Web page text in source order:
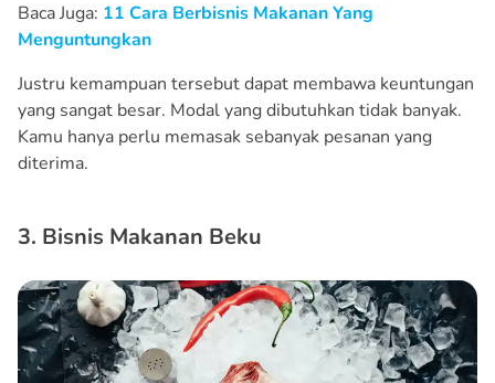
Baca Juga: 11 Cara Berbisnis Makanan Yang
Menguntungkan
Justru kemampuan tersebut dapat membawa keuntungan
yang sangat besar. Modal yang dibutuhkan tidak banyak.
Kamu hanya perlu memasak sebanyak pesanan yang
diterima.
3. Bisnis Makanan Beku